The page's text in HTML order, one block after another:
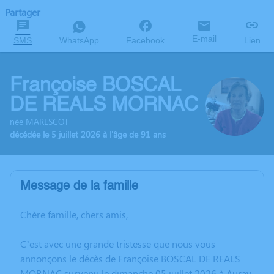
Partager
SMS WhatsApp Facebook E-mail Lien
Françoise BOSCAL
DE REALS MORNAC
née MARESCOT
décédée le 5 juillet 2026 à l'âge de 91 ans
Message de la famille
Chère famille, chers amis,
C’est avec une grande tristesse que nous vous
annonçons le décès de Françoise BOSCAL DE REALS